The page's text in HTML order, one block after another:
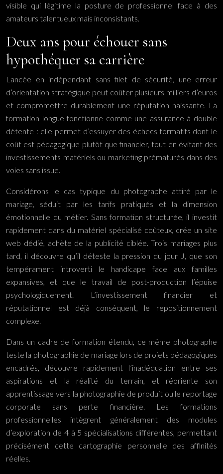
visible qui légitime la posture de professionnel face à des
amateurs talentueux mais inconsistants.
Deux ans pour échouer sans
hypothéquer sa carrière
Lancée en indépendant sans filet de sécurité, une erreur
d’orientation stratégique peut coûter plusieurs milliers d’euros
et compromettre durablement une réputation naissante. La
formation longue fonctionne comme une assurance à double
détente : elle permet d’essuyer des échecs formatifs dont le
coût est pédagogique plutôt que financier, tout en évitant des
investissements matériels ou marketing prématurés dans des
voies sans issue.
Considérons le cas typique du photographe attiré par le
mariage, séduit par les tarifs pratiqués et la dimension
émotionnelle du métier. Sans formation structurée, il investit
rapidement dans du matériel spécialisé coûteux, crée un site
web dédié, achète de la publicité ciblée. Trois mariages plus
tard, il découvre qu’il déteste la pression du jour J, que son
tempérament introverti le handicape face aux familles
expansives, et que le travail de post-production l’épuise
psychologiquement. L’investissement financier et
réputationnel est déjà conséquent, le repositionnement
complexe.
Dans un cadre de formation étendu, ce même photographe
teste la photographie de mariage lors de projets pédagogiques
encadrés, découvre rapidement l’inadéquation entre ses
aspirations et la réalité du terrain, et réoriente son
apprentissage vers la photographie de produit ou le reportage
corporate sans perte financière. Les formations
professionnelles intègrent généralement des modules
d’exploration de 4 à 5 spécialisations différentes, permettant
précisément cette cartographie personnelle des affinités
réelles.